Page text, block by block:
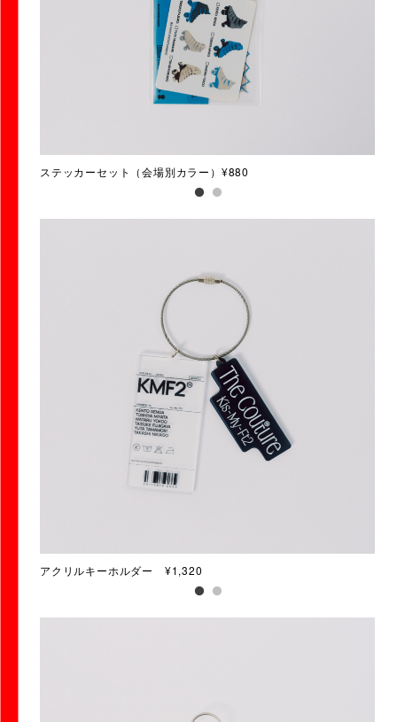
ステッカーセット（会場別カラー）¥880
アクリルキーホルダー ¥1,320